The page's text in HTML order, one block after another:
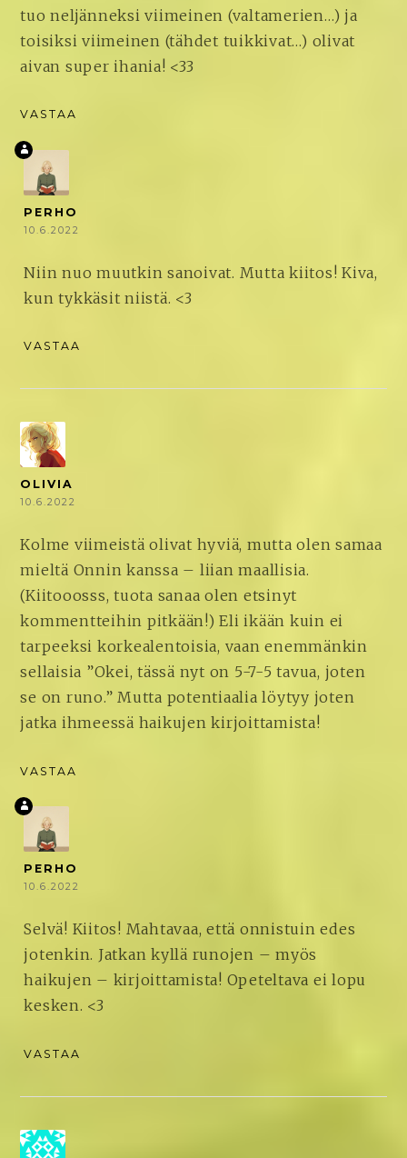
tuo neljänneksi viimeinen (valtamerien…) ja
toisiksi viimeinen (tähdet tuikkivat…) olivat
aivan super ihania! <33
VASTAA
PERHO
10.6.2022
Niin nuo muutkin sanoivat. Mutta kiitos! Kiva,
kun tykkäsit niistä. <3
VASTAA
OLIVIA
10.6.2022
Kolme viimeistä olivat hyviä, mutta olen samaa
mieltä Onnin kanssa – liian maallisia.
(Kiitooosss, tuota sanaa olen etsinyt
kommentteihin pitkään!) Eli ikään kuin ei
tarpeeksi korkealentoisia, vaan enemmänkin
sellaisia ”Okei, tässä nyt on 5-7-5 tavua, joten
se on runo.” Mutta potentiaalia löytyy joten
jatka ihmeessä haikujen kirjoittamista!
VASTAA
PERHO
10.6.2022
Selvä! Kiitos! Mahtavaa, että onnistuin edes
jotenkin. Jatkan kyllä runojen – myös
haikujen – kirjoittamista! Opeteltava ei lopu
kesken. <3
VASTAA